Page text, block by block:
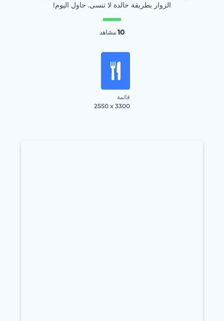
الزوار بطريقة خالدة لا تنسى. حاول اليوم!
10 مشاهد
قائمة
2550 x 3300